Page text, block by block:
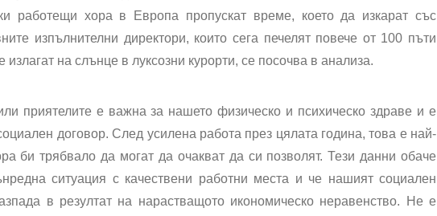
работещи хора в Европа пропускат време, което да изкарат със
изпълнителни директори, които сега печелят повече от 100 пъти
излагат на слънце в луксозни курорти, се посочва в анализа.
приятелите е важна за нашето физическо и психическо здраве и е
договор. След усилена работа през цялата година, това е най-
би трябвало да могат да очакват да си позволят. Тези данни обаче
ситуация с качествени работни места и че нашият социален
в резултат на нарастващото икономическо неравенство. Не е